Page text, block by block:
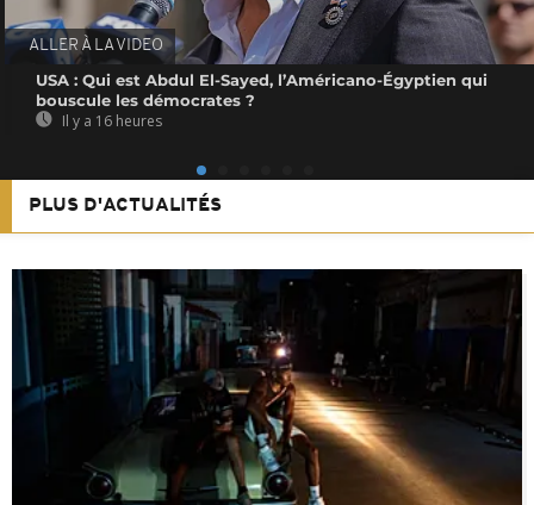
ALLER À LA VIDEO
USA : Qui est Abdul El-Sayed, l’Américano-Égyptien qui
bouscule les démocrates ?
Il y a 16 heures
PLUS D'ACTUALITÉS